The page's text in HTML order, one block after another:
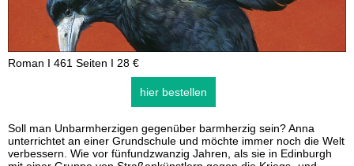
Roman I 461 Seiten I 28 €
hier bestellen
Soll man Unbarmherzigen gegenüber barmherzig sein? Anna
unterrichtet an einer Grundschule und möchte immer noch die Welt
verbessern. Wie vor fünfundzwanzig Jahren, als sie in Edinburgh